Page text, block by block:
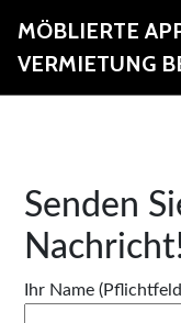
MÖBLIERTE
VERMIETUNG
Senden
Ihr Name